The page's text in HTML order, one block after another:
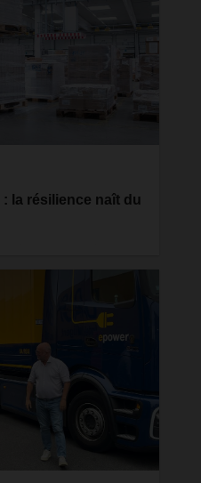
Et cela ne vaut
: d'autres pics
une approche
la résilience naît du
un constat clair :
de détail réclament plus
logistiques fiables. La
se trouve
centrale n'est plus
les fluctuations à
rendre le système